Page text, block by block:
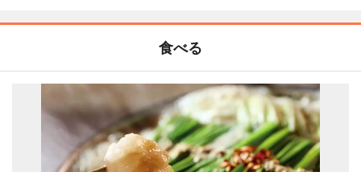
食べる